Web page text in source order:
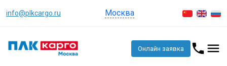
info@plkcargo.ru Москва
Онлайн заявка